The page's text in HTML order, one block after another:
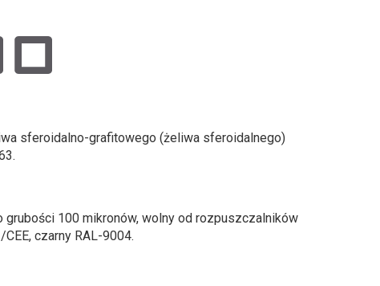
sferoidalno-grafitowego (żeliwa sferoidalnego)
100 mikronów, wolny od rozpuszczalników
czarny RAL-9004.